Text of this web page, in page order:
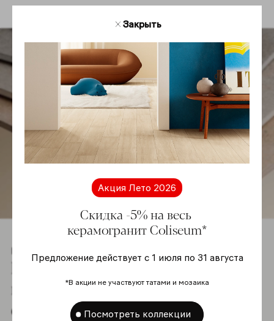
Гамма
Познакомьтесь co
всей гаммой
серии
Закрыть
Акция Лето 2026
Скидка -5% на весь
керамогранит Coliseum*
Предложение действует с 1 июля по 31 августа
*В акции не участвуют татами и мозаика
Посмотреть коллекции